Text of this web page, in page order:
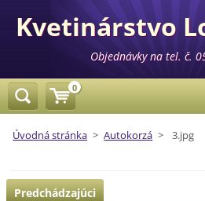
Kvetinárstvo
Objednávky na tel. č.
Úvodná stránka > Autokorzá > 3.jpg
Predchádzajúci
0